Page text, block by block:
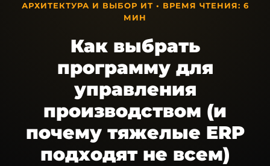
АРХИТЕКТУРА И ВЫБОР ИТ • ВРЕМЯ ЧТЕНИЯ: 6
МИН
Как выбрать
программу для
управления
производством (и
почему тяжелые ERP
подходят не всем)